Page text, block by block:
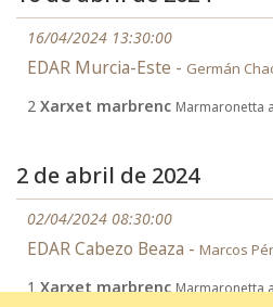
16/04/2024 13:30:00
EDAR Murcia-Este - Germán
2 Xarxet marbrenc Marmaronetta
2 de abril de 2024
02/04/2024 08:30:00
EDAR Cabezo Beaza - Marcos
1Xarxet marbrenc Marmaronetta